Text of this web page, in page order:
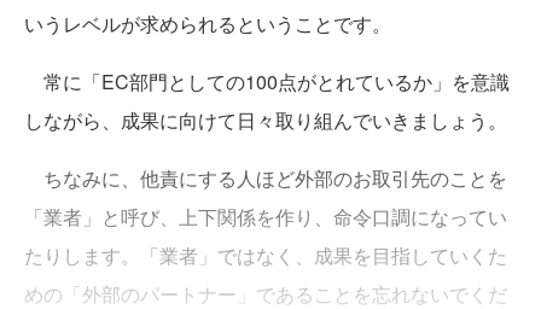
いうレベルが求められるということです。
常に「EC部門としての100点がとれているか」を意識
しながら、成果に向けて日々取り組んでいきましょう。
ちなみに、他責にする人ほど外部のお取引先のことを
「業者」と呼び、上下関係を作り、命令口調になってい
たりします。「業者」ではなく、成果を目指していくた
めの「外部のパートナー」であることを忘れないでくだ